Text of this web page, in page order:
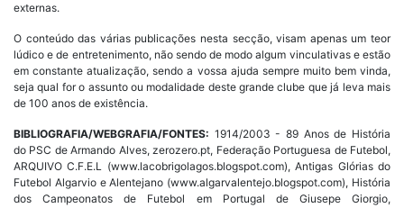
externas.
O conteúdo das várias publicações nesta secção, visam apenas um teor
lúdico e de entretenimento, não sendo de modo algum vinculativas e estão
em constante atualização, sendo a vossa ajuda sempre muito bem vinda,
seja qual for o assunto ou modalidade deste grande clube que já leva mais
de 100 anos de existência.
BIBLIOGRAFIA/WEBGRAFIA/FONTES: 1914/2003 - 89 Anos de História
do PSC de Armando Alves, zerozero.pt, Federação Portuguesa de Futebol,
ARQUIVO C.F.E.L (www.lacobrigolagos.blogspot.com), Antigas Glórias do
Futebol Algarvio e Alentejano (www.algarvalentejo.blogspot.com), História
dos Campeonatos de Futebol em Portugal de Giusepe Giorgio,